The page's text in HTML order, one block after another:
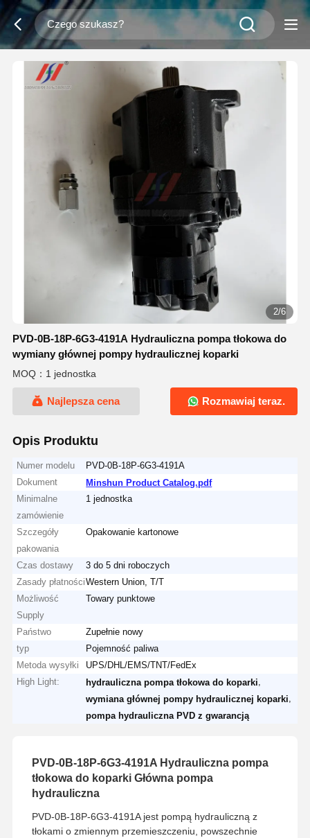
2/6
PVD-0B-18P-6G3-4191A Hydrauliczna pompa tłokowa do
wymiany głównej pompy hydraulicznej koparki
MOQ：1 jednostka
Najlepsza cena Rozmawiaj teraz.
Opis Produktu
Numer modelu
PVD-0B-18P-6G3-4191A
Dokument
Minshun Product Catalog.pdf
Minimalne
zamówienie
1 jednostka
Szczegóły
pakowania
Opakowanie kartonowe
Czas dostawy
3 do 5 dni roboczych
Zasady płatnościWestern Union, T/T
Możliwość
Supply
Towary punktowe
Państwo
Zupełnie nowy
typ
Pojemność paliwa
Metoda wysyłki
UPS/DHL/EMS/TNT/FedEx
High Light:
hydrauliczna pompa tłokowa do koparki
wymiana głównej pompy hydraulicznej koparki
pompa hydrauliczna PVD z gwarancją
PVD-0B-18P-6G3-4191A Hydrauliczna pompa
tłokowa do koparki Główna pompa
hydrauliczna
PVD-0B-18P-6G3-4191A jest pompą hydrauliczną z
tłokami o zmiennym przemieszczeniu, powszechnie